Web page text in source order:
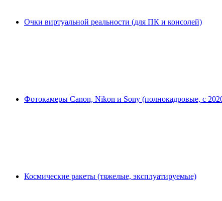
Очки виртуальной реальности (для ПК и консолей)
Фотокамеры Canon, Nikon и Sony (полнокадровые, с
Космические ракеты (тяжелые, эксплуатируемые)